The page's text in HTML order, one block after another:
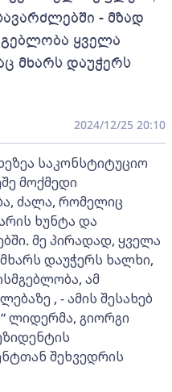
- მზად
ყველა
მხარს დაუჭერს
2024/12/25 20:10
საკონსტიტუციო
მოქმედი
ძალა, რომელიც
ხუნტა და
მე პირადად, ყველა
დაუჭერს ხალხი,
ამ
, - ამის შესახებ
ლიდერმა, გიორგი
შეხვედრის